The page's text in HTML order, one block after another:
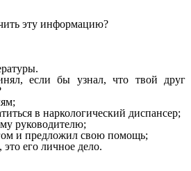
эту информацию?
если бы узнал, что твой друг
в наркологический диспансер;
руководителю;
и предложил свою помощь;
его личное дело.